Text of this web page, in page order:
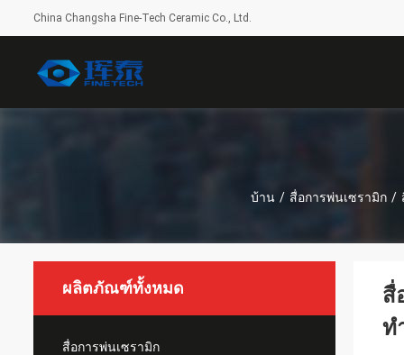
China Changsha Fine-Tech Ceramic Co., Ltd.
บ้าน / สื่อการพ่นเซรามิก /
ผลิตภัณฑ์ทั้งหมด
สื่อการพ่นเซรามิก
สื่
ท